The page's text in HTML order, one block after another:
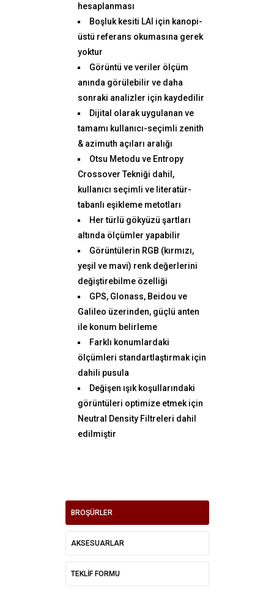
hesaplanması
Boşluk kesiti LAI için kanopi-
üstü referans okumasına gerek
yoktur
Görüntü ve veriler ölçüm
anında görülebilir ve daha
sonraki analizler için kaydedilir
Dijital olarak uygulanan ve
tamamı kullanıcı-seçimli zenith
& azimuth açıları aralığı
Otsu Metodu ve Entropy
Crossover Tekniği dahil,
kullanıcı seçimli ve literatür-
tabanlı eşikleme metotları
Her türlü gökyüzü şartları
altında ölçümler yapabilir
Görüntülerin RGB (kırmızı,
yeşil ve mavi) renk değerlerini
değiştirebilme özelliği
GPS, Glonass, Beidou ve
Galileo üzerinden, güçlü anten
ile konum belirleme
Farklı konumlardaki
ölçümleri standartlaştırmak için
dahili pusula
Değişen ışık koşullarındaki
görüntüleri optimize etmek için
Neutral Density Filtreleri dahil
edilmiştir
BROŞÜRLER
AKSESUARLAR
TEKLİF FORMU